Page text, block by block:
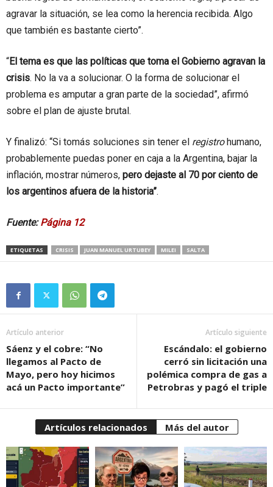
agravar la situación, se lea como la herencia recibida. Algo
que también es bastante cierto”.
“El tema es que las políticas que toma el Gobierno agravan la
crisis. No la va a solucionar. O la forma de solucionar el
problema es amputar a gran parte de la sociedad”, afirmó
sobre el plan de ajuste brutal.
Y finalizó: “Si tomás soluciones sin tener el registrohumano,
probablemente puedas poner en caja a la Argentina, bajar la
inflación, mostrar números, pero dejaste al 70 por ciento de
los argentinos afuera de la historia”.
Fuente:Página 12
ETIQUETAS CRISIS JUAN MANUEL URTUBEY MILEI SALTA
Artículo anterior
Sáenz y el cobre: “No
llegamos al Pacto de
Mayo, pero hoy hicimos
acá un Pacto importante”
Artículo siguiente
Escándalo: el gobierno
cerró sin licitación una
polémica compra de gas a
Petrobras y pagó el triple
Artículos relacionados Más del autor